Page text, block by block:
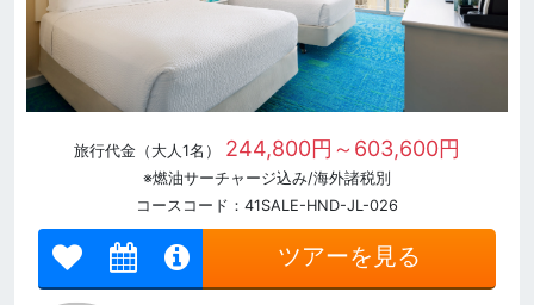
旅行代金（大人1名） 244,800円～603,600円
※燃油サーチャージ込み/海外諸税別
コースコード：41SALE-HND-JL-026
ツアーを見る